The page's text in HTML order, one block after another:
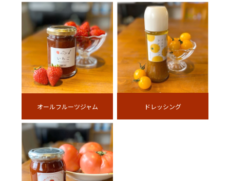
オールフルーツジャム ドレッシング